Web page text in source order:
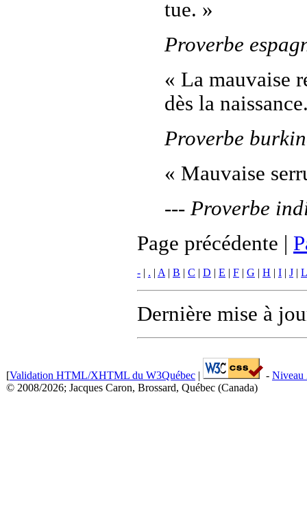
tue. »
Proverbe
« La mauvaise
dès la
Proverbe
« Mauvaise
--- Proverbe
Page précédente |
- | . | A | B | C | D | E | F | G | H | I | J | L
Dernière mise à
[Validation HTML/XHTML du W3Québec | - Niveau
© 2008/2026; Jacques Caron, Brossard, Québec (Canada)